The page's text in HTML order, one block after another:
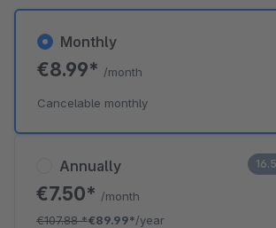
Annually
€7.50* /month
€107.88*€89.99*/year
Monthly
€8.99* /month
Cancelable monthly